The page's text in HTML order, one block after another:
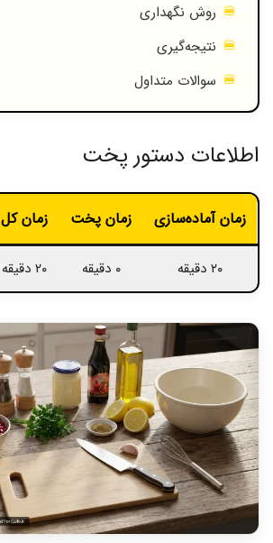
روش نگهداری
نتیجه‌گیری
سوالات متداول
اطلاعات دستور پخت
زمان آماده‌سازی زمان پخت زمان کل
۲۰ دقیقه ۰ دقیقه ۲۰ دقیقه